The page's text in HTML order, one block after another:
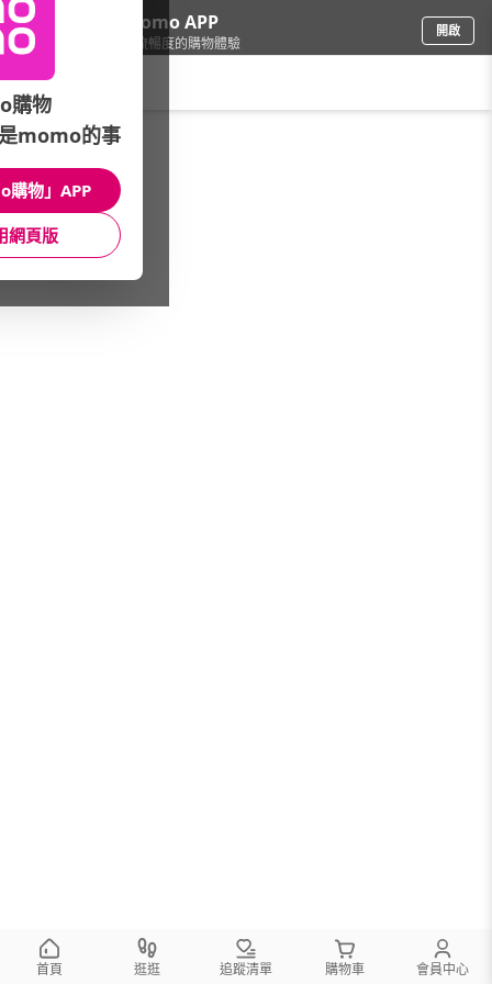
下載momo APP
給你3倍流暢度的購物體驗
開啟
食品飲料/飲料/進口品牌
館長推薦 月銷量
首頁 逛逛 追蹤清單 購物車 會員中心
購物
momo的事
購物」APP
網頁版